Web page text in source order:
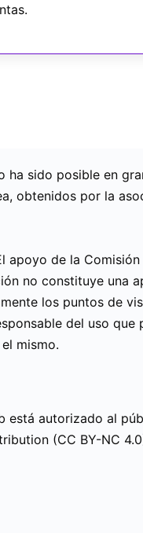
ha sido posible en
obtenidos por la
apoyo de la
no constituye una
los puntos de
del uso
mismo.
está autorizado al
(CC BY-NC